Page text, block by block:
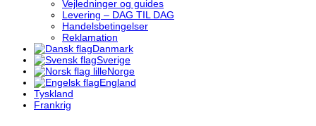
Vejledninger og guides
Levering – DAG TIL DAG
Handelsbetingelser
Reklamation
Danmark
Sverige
Norge
England
Tyskland
Frankrig